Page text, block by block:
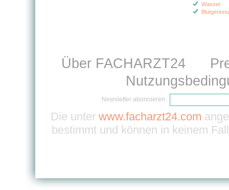
Wasser
Über FACHARZT24
Newsletter abonnieren:
Die unterwww.facharzt24.com
bestimmt und können in keinem